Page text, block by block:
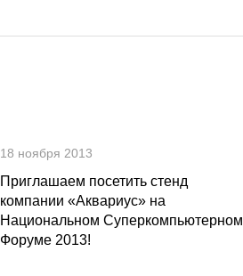
18 ноября 2013
Приглашаем посетить стенд
компании «Аквариус» на
Национальном Суперкомпьютерном
Форуме 2013!